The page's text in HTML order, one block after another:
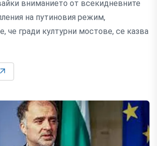
вниманието от всекидневните
на путиновия режим,
че гради културни мостове, се казва